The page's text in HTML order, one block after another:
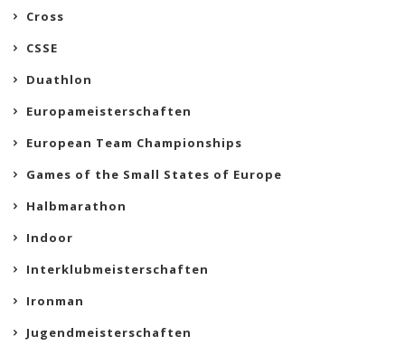
Cross
CSSE
Duathlon
Europameisterschaften
European Team Championships
Games of the Small States of Europe
Halbmarathon
Indoor
Interklubmeisterschaften
Ironman
Jugendmeisterschaften